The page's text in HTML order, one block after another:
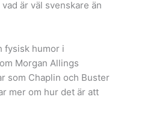
är väl svenskare än
fysisk humor i
Morgan Allings
som Chaplin och Buster
mer om hur det är att